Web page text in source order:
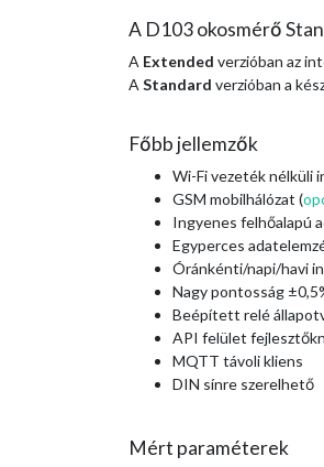
A D103 okosmérő
A Extended verzióban az
A Standard verzióban a
Főbb jellemzők
Wi-Fi vezeték nélküli
GSM mobilhálózat (
Ingyenes felhőalapú
Egyperces
Óránkénti/napi/havi
Nagy pontosság
Beépített relé
API felület
MQTT távoli kliens
DIN sínre szerelhető
Mért paraméterek